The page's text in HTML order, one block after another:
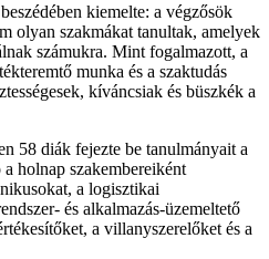
kiemelte: a végzősök
olyan szakmákat tanultak, amelyek
számukra. Mint fogalmazott, a
munka és a szaktudás
kíváncsiak és büszkék a
58 diák fejezte be tanulmányait a
holnap szakembereiként
a logisztikai
és alkalmazás-üzemeltető
a villanyszerelőket és a